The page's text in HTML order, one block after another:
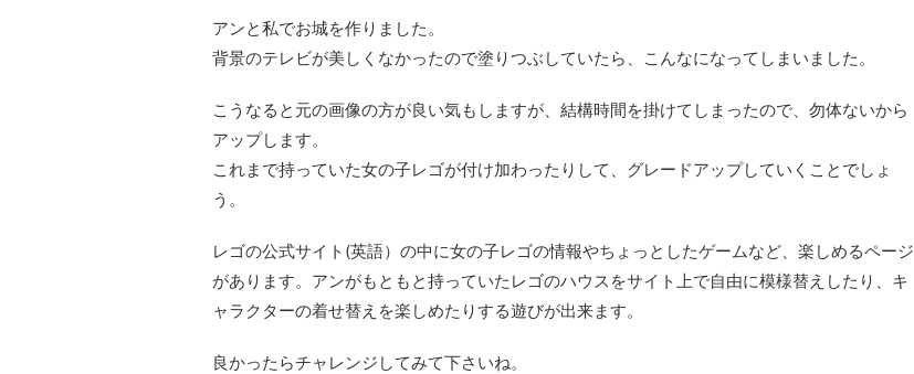
アンと私でお城を作りました。
背景のテレビが美しくなかったので塗りつぶしていたら、こんなになってしまいました。
こうなると元の画像の方が良い気もしますが、結構時間を掛けてしまったので、勿体ないから
アップします。
これまで持っていた女の子レゴが付け加わったりして、グレードアップしていくことでしょ
う。
レゴの公式サイト(英語）の中に女の子レゴの情報やちょっとしたゲームなど、楽しめるページ
があります。アンがもともと持っていたレゴのハウスをサイト上で自由に模様替えしたり、キ
ャラクターの着せ替えを楽しめたりする遊びが出来ます。
良かったらチャレンジしてみて下さいね。